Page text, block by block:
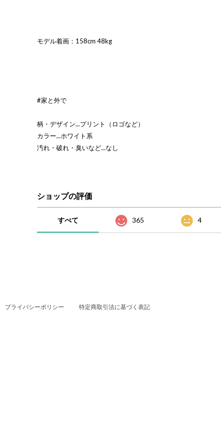
モデル着画：158cm 48kg
#家と外で
柄・デザイン...プリント（ロゴなど）
カラー...ホワイト系
汚れ・破れ・臭いなど...なし
ショップの評価
すべて 365 4
プライバシーポリシー 特定商取引法に基づく表記